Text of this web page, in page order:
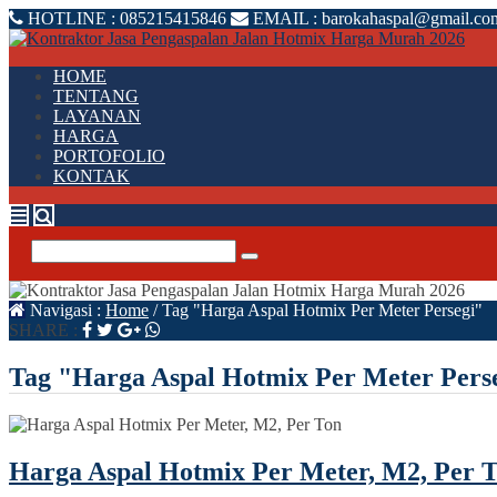
HOTLINE : 085215415846 EMAIL :
HOME
TENTANG
LAYANAN
HARGA
PORTOFOLIO
KONTAK
Navigasi : Home /Tag "Harga Aspal Hotmix Per Meter Persegi"
SHARE :
Tag "Harga Aspal Hotmix Per Meter
Harga Aspal Hotmix Per Meter, M2, Per